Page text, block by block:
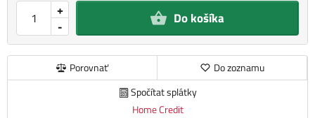
-
+ Do košíka
Porovnať
Do zoznamu
Spočítat splátky
Home Credit